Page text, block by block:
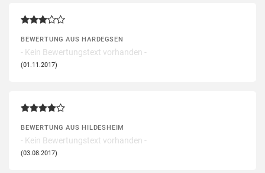
BEWERTUNG AUS HARDEGSEN
- Kein Bewertungstext vorhanden -
(01.11.2017)
BEWERTUNG AUS HILDESHEIM
- Kein Bewertungstext vorhanden -
(03.08.2017)